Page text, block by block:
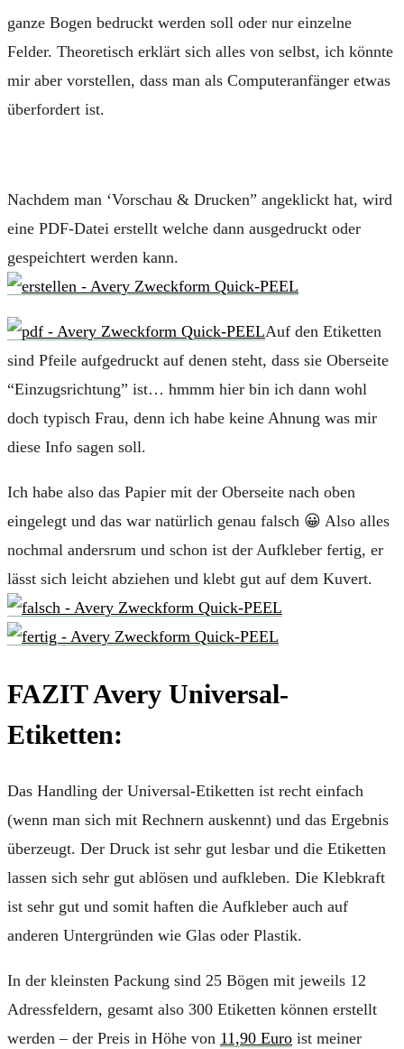
ganze Bogen bedruckt werden soll oder nur einzelne
Felder. Theoretisch erklärt sich alles von selbst, ich könnte
mir aber vorstellen, dass man als Computeranfänger etwas
überfordert ist.
Nachdem man ‘Vorschau & Drucken” angeklickt hat, wird
eine PDF-Datei erstellt welche dann ausgedruckt oder
gespeichtert werden kann.
Auf den Etiketten
sind Pfeile aufgedruckt auf denen steht, dass sie Oberseite
“Einzugsrichtung” ist… hmmm hier bin ich dann wohl
doch typisch Frau, denn ich habe keine Ahnung was mir
diese Info sagen soll.
Ich habe also das Papier mit der Oberseite nach oben
eingelegt und das war natürlich genau falsch 😀 Also alles
nochmal andersrum und schon ist der Aufkleber fertig, er
lässt sich leicht abziehen und klebt gut auf dem Kuvert.
FAZIT Avery Universal-
Etiketten:
Das Handling der Universal-Etiketten ist recht einfach
(wenn man sich mit Rechnern auskennt) und das Ergebnis
überzeugt. Der Druck ist sehr gut lesbar und die Etiketten
lassen sich sehr gut ablösen und aufkleben. Die Klebkraft
ist sehr gut und somit haften die Aufkleber auch auf
anderen Untergründen wie Glas oder Plastik.
In der kleinsten Packung sind 25 Bögen mit jeweils 12
Adressfeldern, gesamt also 300 Etiketten können erstellt
werden – der Preis in Höhe von 11,90 Euro ist meiner